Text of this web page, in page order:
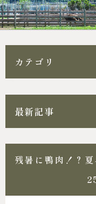
カテゴリ
最新記事
残暑に鴨肉！？